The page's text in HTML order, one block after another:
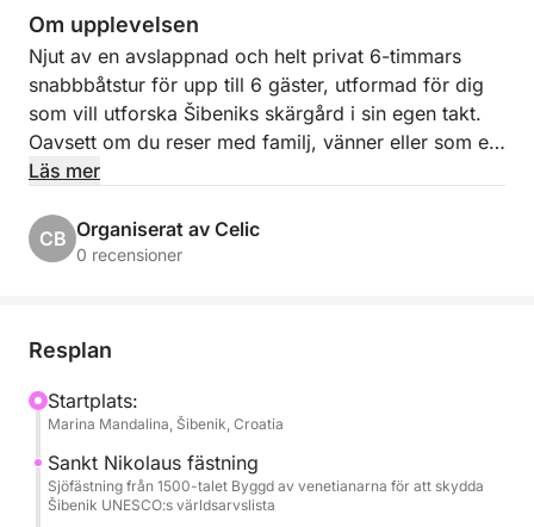
Om upplevelsen
Njut av en avslappnad och helt privat 6-timmars
snabbbåtstur för upp till 6 gäster, utformad för dig
som vill utforska Šibeniks skärgård i sin egen takt.
Oavsett om du reser med familj, vänner eller som ett
par, erbjuder denna upplevelse den perfekta
lugn ötid.
schema. När du lämnar hamnen kan du njuta av
och den imponerande fästningen Sankt Nikolaus, ett
UNESCO-skyddat landmärke som vaktar ingången
till kanalen.
Turen fortsätter mot de charmiga öarna Prvić och
Läs mer
CB Organiserat av Celic
0 recensioner
Resplan
Startplats:
Marina Mandalina, Šibenik, Croatia
Sankt Nikolaus fästning
Sjöfästning från 1500-talet Byggd av venetianarna för att skydda
Šibenik UNESCO:s världsarvslista